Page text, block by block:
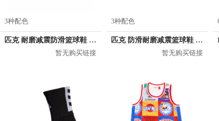
3种配色
匹克 耐磨减震防滑篮球鞋 E52123A
暂无购买链接
3种配色
匹克 防滑耐磨减震篮球鞋 E41081A
暂无购买链接